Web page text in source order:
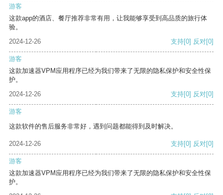
游客
这款app的酒店、餐厅推荐非常有用，让我能够享受到高品质的旅行体
验。
2024-12-26
支持[0] 反对[0]
游客
这款加速器VPM应用程序已经为我们带来了无限的隐私保护和安全性保
护。
2024-12-26
支持[0] 反对[0]
游客
这款软件的售后服务非常好，遇到问题都能得到及时解决。
2024-12-26 支持[0] 反对[0]
游客
这款加速器VPM应用程序已经为我们带来了无限的隐私保护和安全性保
护。